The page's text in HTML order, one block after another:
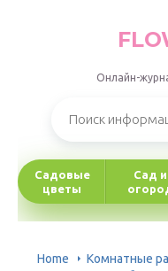
Онлайн-
Садовые
цветы
Сад и
Home
Комнатные